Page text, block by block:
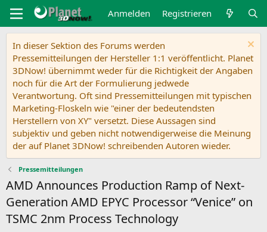
Anmelden Registrieren
In dieser Sektion des Forums werden
Pressemitteilungen der Hersteller 1:1 veröffentlicht. Planet
3DNow! übernimmt weder für die Richtigkeit der Angaben
noch für die Art der Formulierung jedwede
Verantwortung. Oft sind Pressemitteilungen mit typischen
Marketing-Floskeln wie "einer der bedeutendsten
Herstellern von XY" versetzt. Diese Aussagen sind
subjektiv und geben nicht notwendigerweise die Meinung
der auf Planet 3DNow! schreibenden Autoren wieder.
Pressemitteilungen
AMD Announces Production Ramp of Next-
Generation AMD EPYC Processor “Venice” on
TSMC 2nm Process Technology